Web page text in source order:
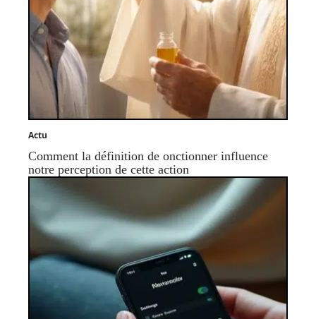
Actu
Comment la définition de onctionner influence
notre perception de cette action